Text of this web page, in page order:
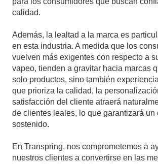
calidad.
Además, la lealtad a la marca es
en esta industria. A medida que los
vuelven más exigentes con respecto a
vapeo, tienden a gravitar hacia marcas
solo productos, sino también
que prioriza la calidad, la
satisfacción del cliente atraerá
de clientes leales, lo que garantizará un
sostenido.
En Transpring, nos comprometemos a
nuestros clientes a convertirse en las